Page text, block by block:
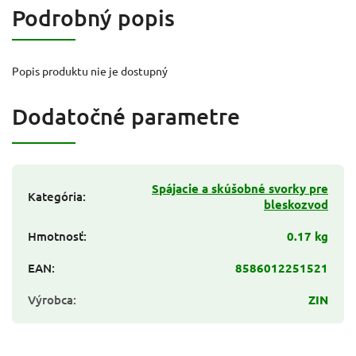
Podrobný popis
Popis produktu nie je dostupný
Dodatočné parametre
Kategória:
Spájacie a skúšobné svorky pre
bleskozvod
Hmotnosť:
0.17 kg
EAN:
8586012251521
Výrobca: ZIN